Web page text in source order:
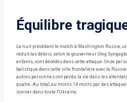
Équilibre
La nuit précédant le match à Washington Russie,
réduit les débris, selon le gouverneur Oleg
enfants, sont décédés dans cette attaque. Onze
balistique dans cette ville frontalière avec la
autres personnes ont perdu la vie dans les
quatre. Au total, au moins 14 morts par des
sonner dans toute l'Ukraine.